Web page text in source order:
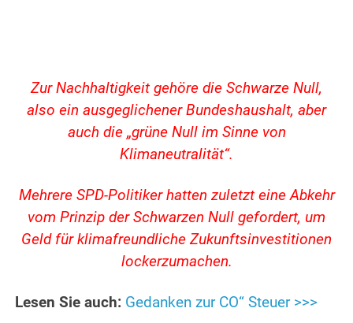
Zur Nachhaltigkeit gehöre die Schwarze Null,
also ein ausgeglichener Bundeshaushalt, aber
auch die „grüne Null im Sinne von
Klimaneutralität“.
Mehrere SPD-Politiker hatten zuletzt eine Abkehr
vom Prinzip der Schwarzen Null gefordert, um
Geld für klimafreundliche Zukunftsinvestitionen
lockerzumachen.
Lesen Sie auch: Gedanken zur CO“ Steuer >>>